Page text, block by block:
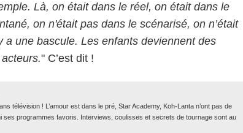
Là, on était dans le réel, on était dans le
on n'était pas dans le scénarisé, on n’était
a une bascule. Les enfants deviennent des
" C’est dit !
télévision ! L’amour est dans le pré, Star Academy, Koh-Lanta n’ont pas de
ses programmes favoris. Interviews, coulisses et secrets de tournage sont au